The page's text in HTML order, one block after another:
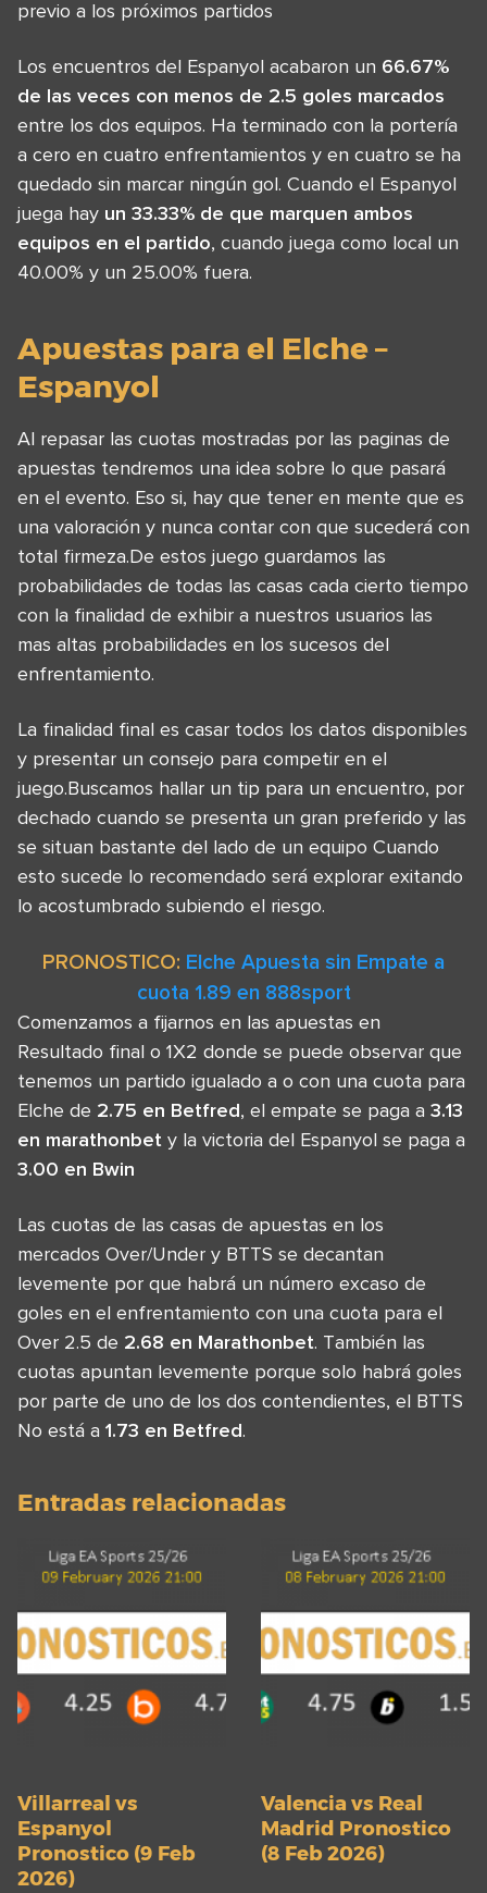
previo a los próximos partidos
Los encuentros del Espanyol acabaron un 66.67%
de las veces con menos de 2.5 goles marcados
entre los dos equipos. Ha terminado con la portería
a cero en cuatro enfrentamientos y en cuatro se ha
quedado sin marcar ningún gol. Cuando el Espanyol
juega hay un 33.33% de que marquen ambos
equipos en el partido, cuando juega como local un
40.00% y un 25.00% fuera.
Apuestas para el Elche –
Espanyol
Al repasar las cuotas mostradas por las paginas de
apuestas tendremos una idea sobre lo que pasará
en el evento. Eso si, hay que tener en mente que es
una valoración y nunca contar con que sucederá con
total firmeza.De estos juego guardamos las
probabilidades de todas las casas cada cierto tiempo
con la finalidad de exhibir a nuestros usuarios las
mas altas probabilidades en los sucesos del
enfrentamiento.
La finalidad final es casar todos los datos disponibles
y presentar un consejo para competir en el
juego.Buscamos hallar un tip para un encuentro, por
dechado cuando se presenta un gran preferido y las
se situan bastante del lado de un equipo Cuando
esto sucede lo recomendado será explorar exitando
lo acostumbrado subiendo el riesgo.
PRONOSTICO: Elche Apuesta sin Empate a
cuota 1.89 en 888sport
Comenzamos a fijarnos en las apuestas en
Resultado final o 1X2 donde se puede observar que
tenemos un partido igualado a o con una cuota para
Elche de 2.75 en Betfred, el empate se paga a 3.13
en marathonbet y la victoria del Espanyol se paga a
3.00 en Bwin
Las cuotas de las casas de apuestas en los
mercados Over/Under y BTTS se decantan
levemente por que habrá un número excaso de
goles en el enfrentamiento con una cuota para el
Over 2.5 de 2.68 en Marathonbet. También las
cuotas apuntan levemente porque solo habrá goles
por parte de uno de los dos contendientes, el BTTS
No está a 1.73 en Betfred.
Entradas relacionadas
Villarreal vs
Espanyol
Pronostico (9 Feb
2026)
Valencia vs Real
Madrid Pronostico
(8 Feb 2026)